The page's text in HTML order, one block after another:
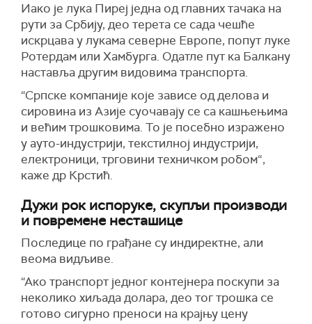
Иако је лука Пиреј једна од главних тачака на
рути за Србију, део терета се сада чешће
искрцава у лукама северне Европе, попут луке
Ротердам или Хамбурга. Одатле пут ка Балкану
наставља другим видовима транспорта.
“Српске компаније које зависе од делова и
сировина из Азије суочавају се са кашњењима
и већим трошковима. То је посебно изражено
у ауто-индустрији, текстилној индустрији,
електроници, трговини техничком робом“,
каже др Крстић.
Дужи рок испоруке, скупљи производи
и повремене несташице
Последице по грађане су индиректне, али
веома видљиве.
“Ако транспорт једног контејнера поскупи за
неколико хиљада долара, део тог трошка се
готово сигурно преноси на крајњу цену